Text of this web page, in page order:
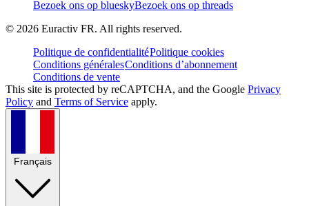
Bezoek ons op blueskyBezoek ons op threads
© 2026 Euractiv FR. All rights reserved.
Politique de confidentialitéPolitique cookies
Conditions généralesConditions d’abonnement
Conditions de vente
This site is protected by reCAPTCHA, and the Google Privacy
Policy and Terms of Service apply.
Français